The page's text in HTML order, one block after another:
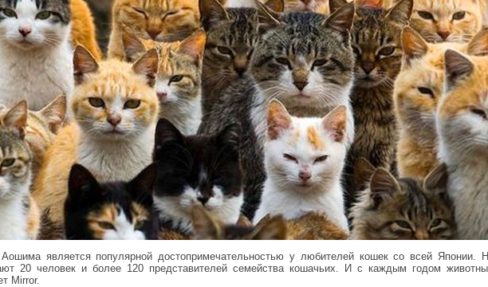
является популярной достопримечательностью у любителей кошек со всей Японии.
20 человек и более 120 представителей семейства кошачьих. И с каждым годом
Mirror.